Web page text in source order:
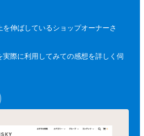
伸ばしているショップオーナーさ
実際に利用してみての感想を詳しく伺